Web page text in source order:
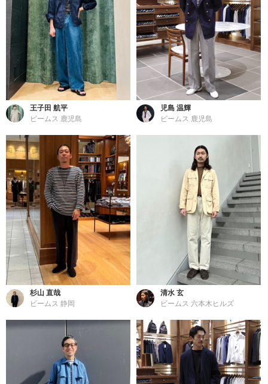
王子田 航平
ビームス 鹿児島
児島 温輝
ビームス 鹿児島
杉山 直哉
ビームス 静岡
清水 玄
ビームス 六本木ヒルズ